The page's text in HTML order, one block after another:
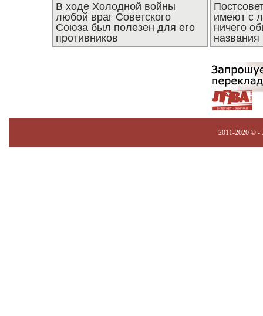
В ходе Холодной войны
любой враг Советского
Союза был полезен для его
противников
имеют с
ничего
названия
2011-2020 © -